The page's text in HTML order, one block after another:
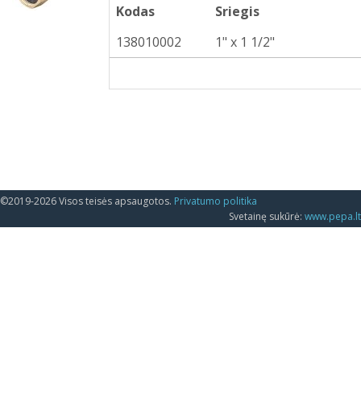
Kodas
Sriegis
138010002
1" x 1 1/2"
©2019-2026 Visos teisės apsaugotos. Privatumo politika
Svetainę sukūrė: www.pepa.lt